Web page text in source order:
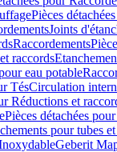
Pièces
Joints
Raccordements
raccords
eau potable
TésCirculation
Réductions et
Pièces détachées
pour tubes
Geberit